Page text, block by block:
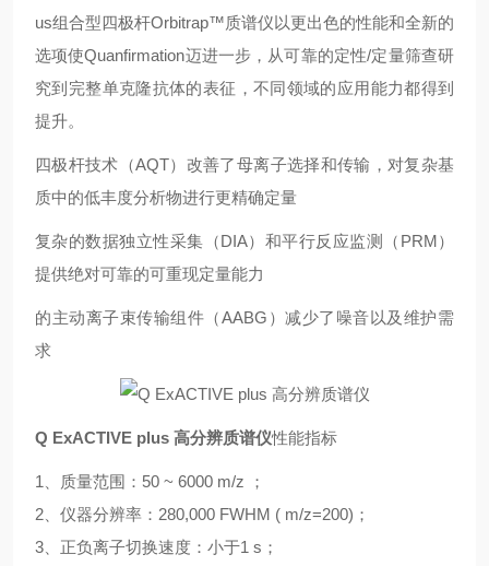
us组合型四极杆Orbitrap™质谱仪以更出色的性能和全新的
选项使Quanfirmation迈进一步，从可靠的定性/定量筛查研
究到完整单克隆抗体的表征，不同领域的应用能力都得到
提升。
四极杆技术（AQT）改善了母离子选择和传输，对复杂基
质中的低丰度分析物进行更精确定量
复杂的数据独立性采集（DIA）和平行反应监测（PRM）
提供绝对可靠的可重现定量能力
的主动离子束传输组件（AABG）减少了噪音以及维护需
求
Q ExACTIVE plus 高分辨质谱仪性能指标
1、质量范围：50 ~ 6000 m/z ；
2、仪器分辨率：280,000 FWHM ( m/z=200)；
3、正负离子切换速度：小于1 s；